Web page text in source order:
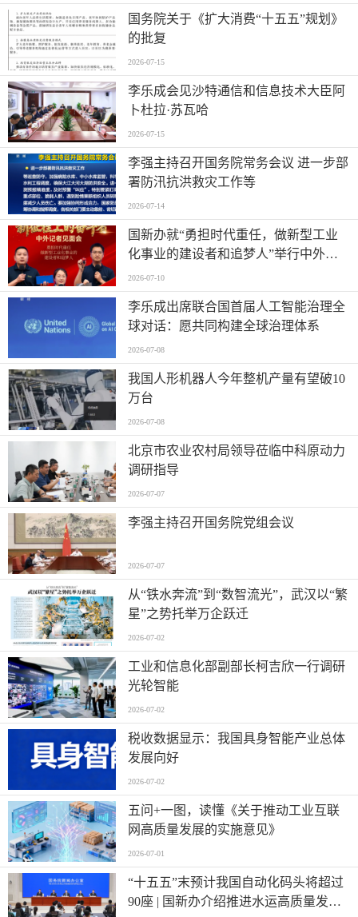
国务院关于《扩大消费“十五五”规划》
的批复
2026-07-15
李乐成会见沙特通信和信息技术大臣阿
卜杜拉·苏瓦哈
2026-07-15
李强主持召开国务院常务会议 进一步部
署防汛抗洪救灾工作等
2026-07-14
国新办就“勇担时代重任，做新型工业
化事业的建设者和追梦人”举行中外记
者见面会
2026-07-10
李乐成出席联合国首届人工智能治理全
球对话：愿共同构建全球治理体系
2026-07-08
我国人形机器人今年整机产量有望破10
万台
2026-07-08
北京市农业农村局领导莅临中科原动力
调研指导
2026-07-07
李强主持召开国务院党组会议
2026-07-07
从“铁水奔流”到“数智流光”，武汉以“繁
星”之势托举万企跃迁
2026-07-02
工业和信息化部副部长柯吉欣一行调研
光轮智能
2026-07-02
税收数据显示：我国具身智能产业总体
发展向好
2026-07-02
五问+一图，读懂《关于推动工业互联
网高质量发展的实施意见》
2026-07-01
“十五五”末预计我国自动化码头将超过
90座 | 国新办介绍推进水运高质量发展